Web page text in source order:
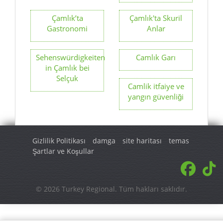
Çamlık’ta
Gastronomi
Çamlık'ta Skuril
Anlar
Sehenswürdigkeiten
in Çamlık bei
Selçuk
Camlık Garı
Camlik itfaiye ve
yangın güvenliği
Gizlilik Politikası damga site haritası
temas
Şartlar ve Koşullar
© 2026 Turkey Regional. Tüm hakları saklıdır.